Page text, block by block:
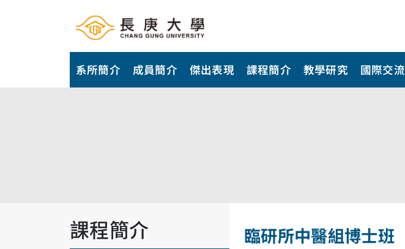
系所簡介 成員簡介 傑出表現 課程簡介 教學研究 國際交流
課程簡介 臨研所中醫組博士班